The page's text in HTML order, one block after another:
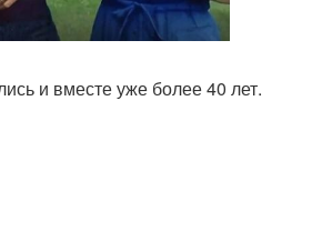
и вместе уже более 40 лет.